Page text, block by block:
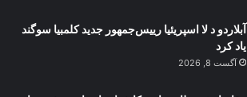
آبلاردو د لا اسپریئیا رییس‌جمهور جدید کلمبیا سوگند
یاد کرد
آگست 8, 2026